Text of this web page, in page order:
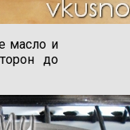
масло и
до